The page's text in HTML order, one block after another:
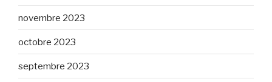
novembre 2023
octobre 2023
septembre 2023